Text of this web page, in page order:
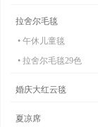
拉舍尔毛毯
• 午休儿童毯
• 拉舍尔毛毯29色
婚庆大红云毯
夏凉席